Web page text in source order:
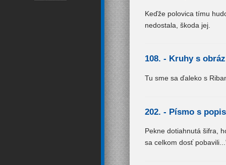
Keďže polovica tímu
nedostala, škoda jej.
108. - Kruhy s
Tu sme sa ďaleko s
202. - Písmo s
Pekne dotiahnutá šifra,
sa celkom dosť